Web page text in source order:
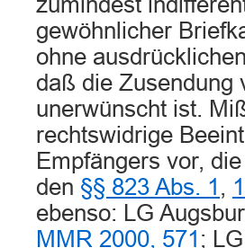
gewöhnlicher
ohne
daß die Zusendung
unerwünscht ist.
rechtswidrige
Empfängers vor,
den §§ 823 Abs. 1 ,
ebenso: LG
MMR 2000, 571 ;